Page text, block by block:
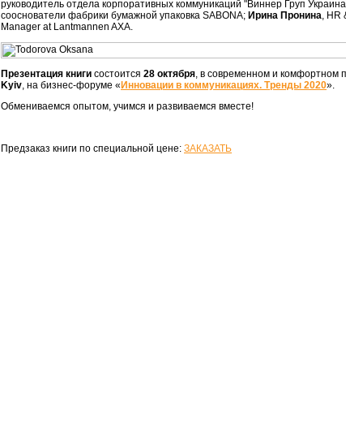
руководитель отдела корпоративных коммуникаций "Виннер Груп
сооснователи фабрики бумажной упаковка SABONA; Ирина Пронина, HR
Manager at Lantmannen AXA.
Презентация книги состоится 28 октября, в современном и комфортном
Kyiv, на бизнес-форуме « Инновации в коммуникациях. Тренды 2020».
Обмениваемся опытом, учимся и развиваемся вместе!
Предзаказ книги по специальной цене: ЗАКАЗАТЬ